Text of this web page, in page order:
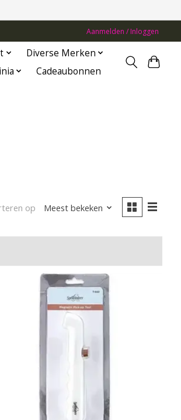
Aanmelden / Inloggen
Diverse Merken
Cadeaubonnen
op Meest bekeken